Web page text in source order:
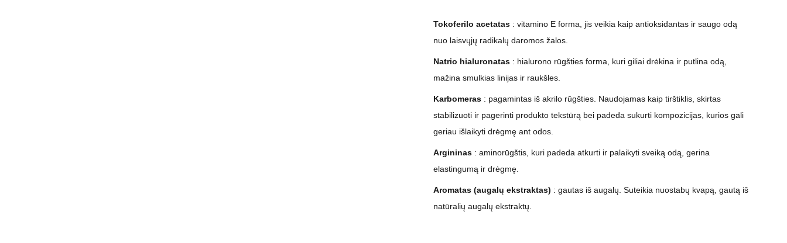
Tokoferilo acetatas : vitamino E forma, jis veikia kaip antioksidantas ir saugo odą
nuo laisvųjų radikalų daromos žalos.
Natrio hialuronatas : hialurono rūgšties forma, kuri giliai drėkina ir putlina odą,
mažina smulkias linijas ir raukšles.
Karbomeras : pagamintas iš akrilo rūgšties. Naudojamas kaip tirštiklis, skirtas
stabilizuoti ir pagerinti produkto tekstūrą bei padeda sukurti kompozicijas, kurios gali
geriau išlaikyti drėgmę ant odos.
Argininas : aminorūgštis, kuri padeda atkurti ir palaikyti sveiką odą, gerina
elastingumą ir drėgmę.
Aromatas (augalų ekstraktas) : gautas iš augalų. Suteikia nuostabų kvapą, gautą iš
natūralių augalų ekstraktų.